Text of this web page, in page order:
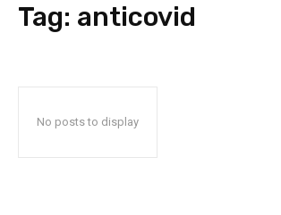
Tag: anticovid
No posts to display